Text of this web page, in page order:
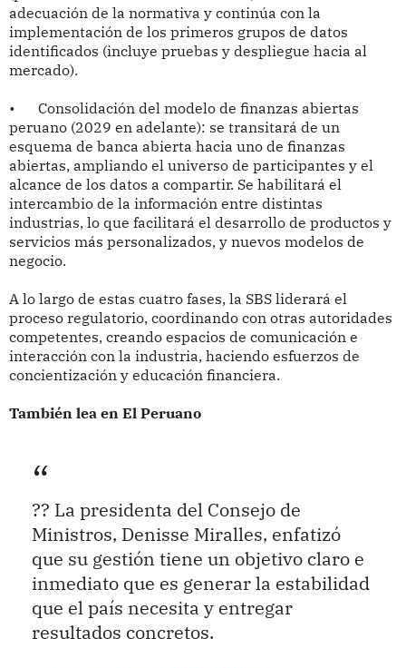
adecuación de la normativa y continúa con la
implementación de los primeros grupos de datos
identificados (incluye pruebas y despliegue hacia al
mercado).
•
Consolidación del modelo de finanzas abiertas
peruano (2029 en adelante): se transitará de un
esquema de banca abierta hacia uno de finanzas
abiertas, ampliando el universo de participantes y el
alcance de los datos a compartir. Se habilitará el
intercambio de la información entre distintas
industrias, lo que facilitará el desarrollo de productos y
servicios más personalizados, y nuevos modelos de
negocio.
A lo largo de estas cuatro fases, la SBS liderará el
proceso regulatorio, coordinando con otras autoridades
competentes, creando espacios de comunicación e
interacción con la industria, haciendo esfuerzos de
concientización y educación financiera.
También lea en El Peruano
?? La presidenta del Consejo de
Ministros, Denisse Miralles, enfatizó
que su gestión tiene un objetivo claro e
inmediato que es generar la estabilidad
que el país necesita y entregar
resultados concretos.